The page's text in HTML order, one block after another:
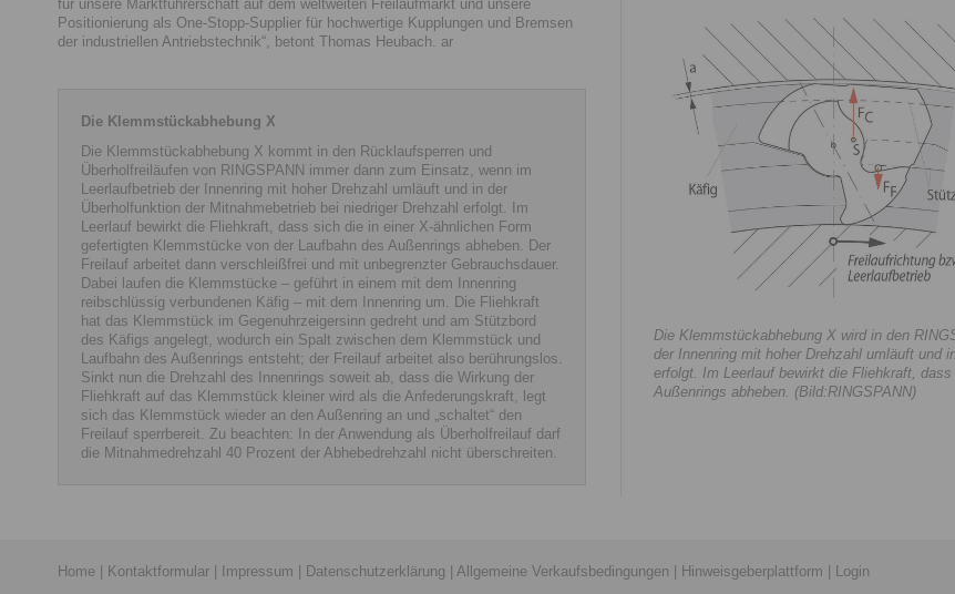
für unsere Marktführerschaft auf dem weltweiten Freilaufmarkt und unsere
Positionierung als One-Stopp-Supplier für hochwertige Kupplungen und Bremsen
der industriellen Antriebstechnik“, betont Thomas Heubach. ar
Die Klemmstückabhebung X
Die Klemmstückabhebung X kommt in den Rücklaufsperren und
Überholfreiläufen von RINGSPANN immer dann zum Einsatz, wenn im
Leerlaufbetrieb der Innenring mit hoher Drehzahl umläuft und in der
Überholfunktion der Mitnahmebetrieb bei niedriger Drehzahl erfolgt. Im
Leerlauf bewirkt die Fliehkraft, dass sich die in einer X-ähnlichen Form
gefertigten Klemmstücke von der Laufbahn des Außenrings abheben. Der
Freilauf arbeitet dann verschleißfrei und mit unbegrenzter Gebrauchsdauer.
Dabei laufen die Klemmstücke – geführt in einem mit dem Innenring
reibschlüssig verbundenen Käfig – mit dem Innenring um. Die Fliehkraft
hat das Klemmstück im Gegenuhrzeigersinn gedreht und am Stützbord
des Käfigs angelegt, wodurch ein Spalt zwischen dem Klemmstück und
Laufbahn des Außenrings entsteht; der Freilauf arbeitet also berührungslos.
Sinkt nun die Drehzahl des Innenrings soweit ab, dass die Wirkung der
Fliehkraft auf das Klemmstück kleiner wird als die Anfederungskraft, legt
sich das Klemmstück wieder an den Außenring an und „schaltet“ den
Freilauf sperrbereit. Zu beachten: In der Anwendung als Überholfreilauf darf
die Mitnahmedrehzahl 40 Prozent der Abhebedrehzahl nicht überschreiten.
Die Klemmstückabhebung X wird in den
der Innenring mit hoher Drehzahl umläuft und
erfolgt. Im Leerlauf bewirkt die Fliehkraft,
Außenrings abheben. (Bild:RINGSPANN)
Home | Kontaktformular | Impressum | Datenschutzerklärung | Allgemeine Verkaufsbedingungen | Hinweisgeberplattform | Login